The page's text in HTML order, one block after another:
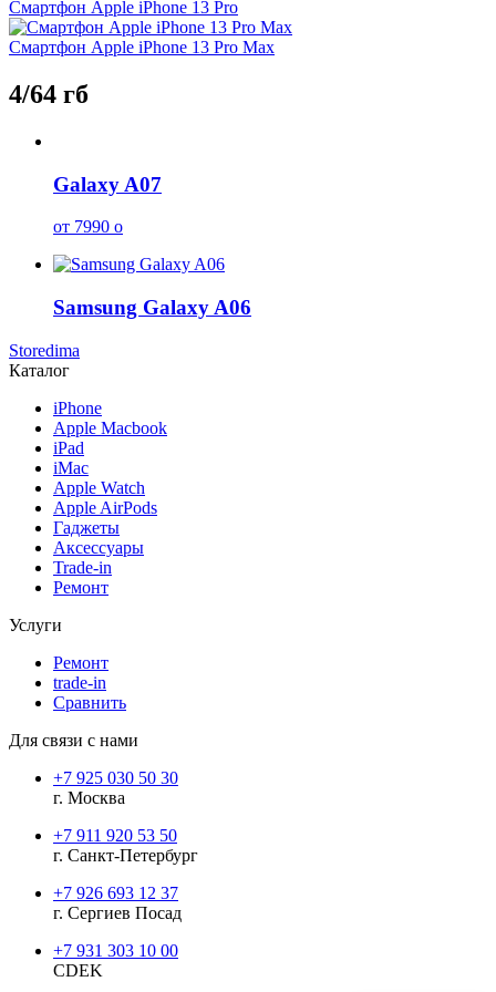
Смартфон Apple iPhone 13 Pro
Смартфон Apple iPhone 13 Pro Max
4/64 гб
Galaxy A07
от 7990 o
Samsung Galaxy A06
Storedima
Каталог
iPhone
Apple Macbook
iPad
iMac
Apple Watch
Apple AirPods
Гаджеты
Аксессуары
Trade-in
Ремонт
Услуги
Ремонт
trade-in
Сравнить
Для связи с нами
+7 925 030 50 30
г. Москва
+7 911 920 53 50
г. Санкт-Петербург
+7 926 693 12 37
г. Сергиев Посад
+7 931 303 10 00
CDEK